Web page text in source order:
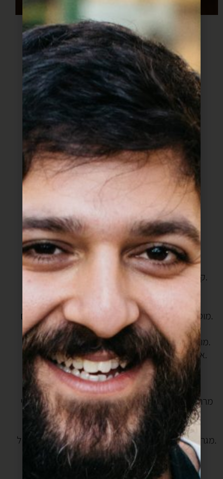
מצרכים:
1 בצל לבן
4 שיני שום
1 כוס עדשים כתומות
1 כוס כוסברה קצוצה
3 גבעולי סלרי עם העלים
מלח, כורכום
שמן זית
לכופתאות:
1 כוס בורגול דק
1 בצל לבן
מיץ מ2 לימונים
אופן ההכנה:
בסיר מרק מחממים שמן זית, בערך רבע כוס.
קוצצים את הבצל ומטגנים ללא מכסה כעשרים דקות.
פורסים את השום ומוסיפים לבצל,
מוסיפים מלח כמו שאוהבים וחצי כפית כורכום, מערבבים.
מוסיפים מים, בערך 1.5 ליטר.
מוסיפים את הכוסברה הקצוצה והסלרי ומבשלים כשעה.
אם יש צורך מוסיפים מים, העדשים סופגות מלא מים.
מכינים את הכופתאות:
מרתיחים מים ושופכים על הבורגול מים רותחים עד לכיסוי
ועוד 1.5 ס”מ.
מגרדים בצל ומוסיפים לבורגול יחד עם הקמח, מלח ופלפל.
מערבבים היטב ומניחים במקרר ל10 דקות.